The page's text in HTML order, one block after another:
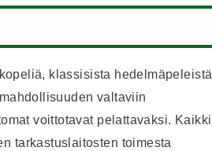
klassisista hedelmäpeleistä
valtaviin
voittotavat pelattavaksi. Kaikki
tarkastuslaitosten toimesta